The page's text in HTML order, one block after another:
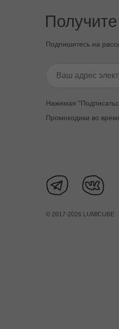
Получите
Подпишитесь на
Промокодики во
Нажимая
© 2017-2026 LUMICUBE